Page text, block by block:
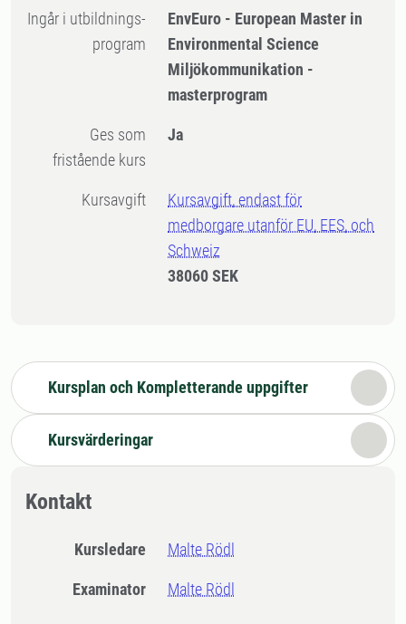
Ingår i utbildnings-
program
EnvEuro - European Master in
Environmental Science
Miljökommunikation -
masterprogram
Ges som
fristående kurs
Ja
Kursavgift
Kursavgift, endast för
medborgare utanför EU, EES, och
Schweiz
38060 SEK
Kursplan och Kompletterande uppgifter
Kursvärderingar
Kontakt
Kursledare Malte Rödl
Examinator Malte Rödl